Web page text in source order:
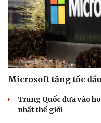
Ăn sạch sống khỏe
Microsoft tăng tốc
Trung Quốc đưa vào
nhất thế giới